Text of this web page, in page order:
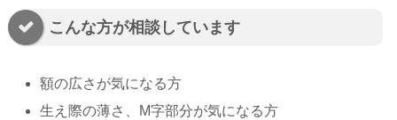
こんな方が相談しています
額の広さが気になる方
生え際の薄さ、M字部分が気になる方